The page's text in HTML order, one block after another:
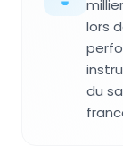
lors
du